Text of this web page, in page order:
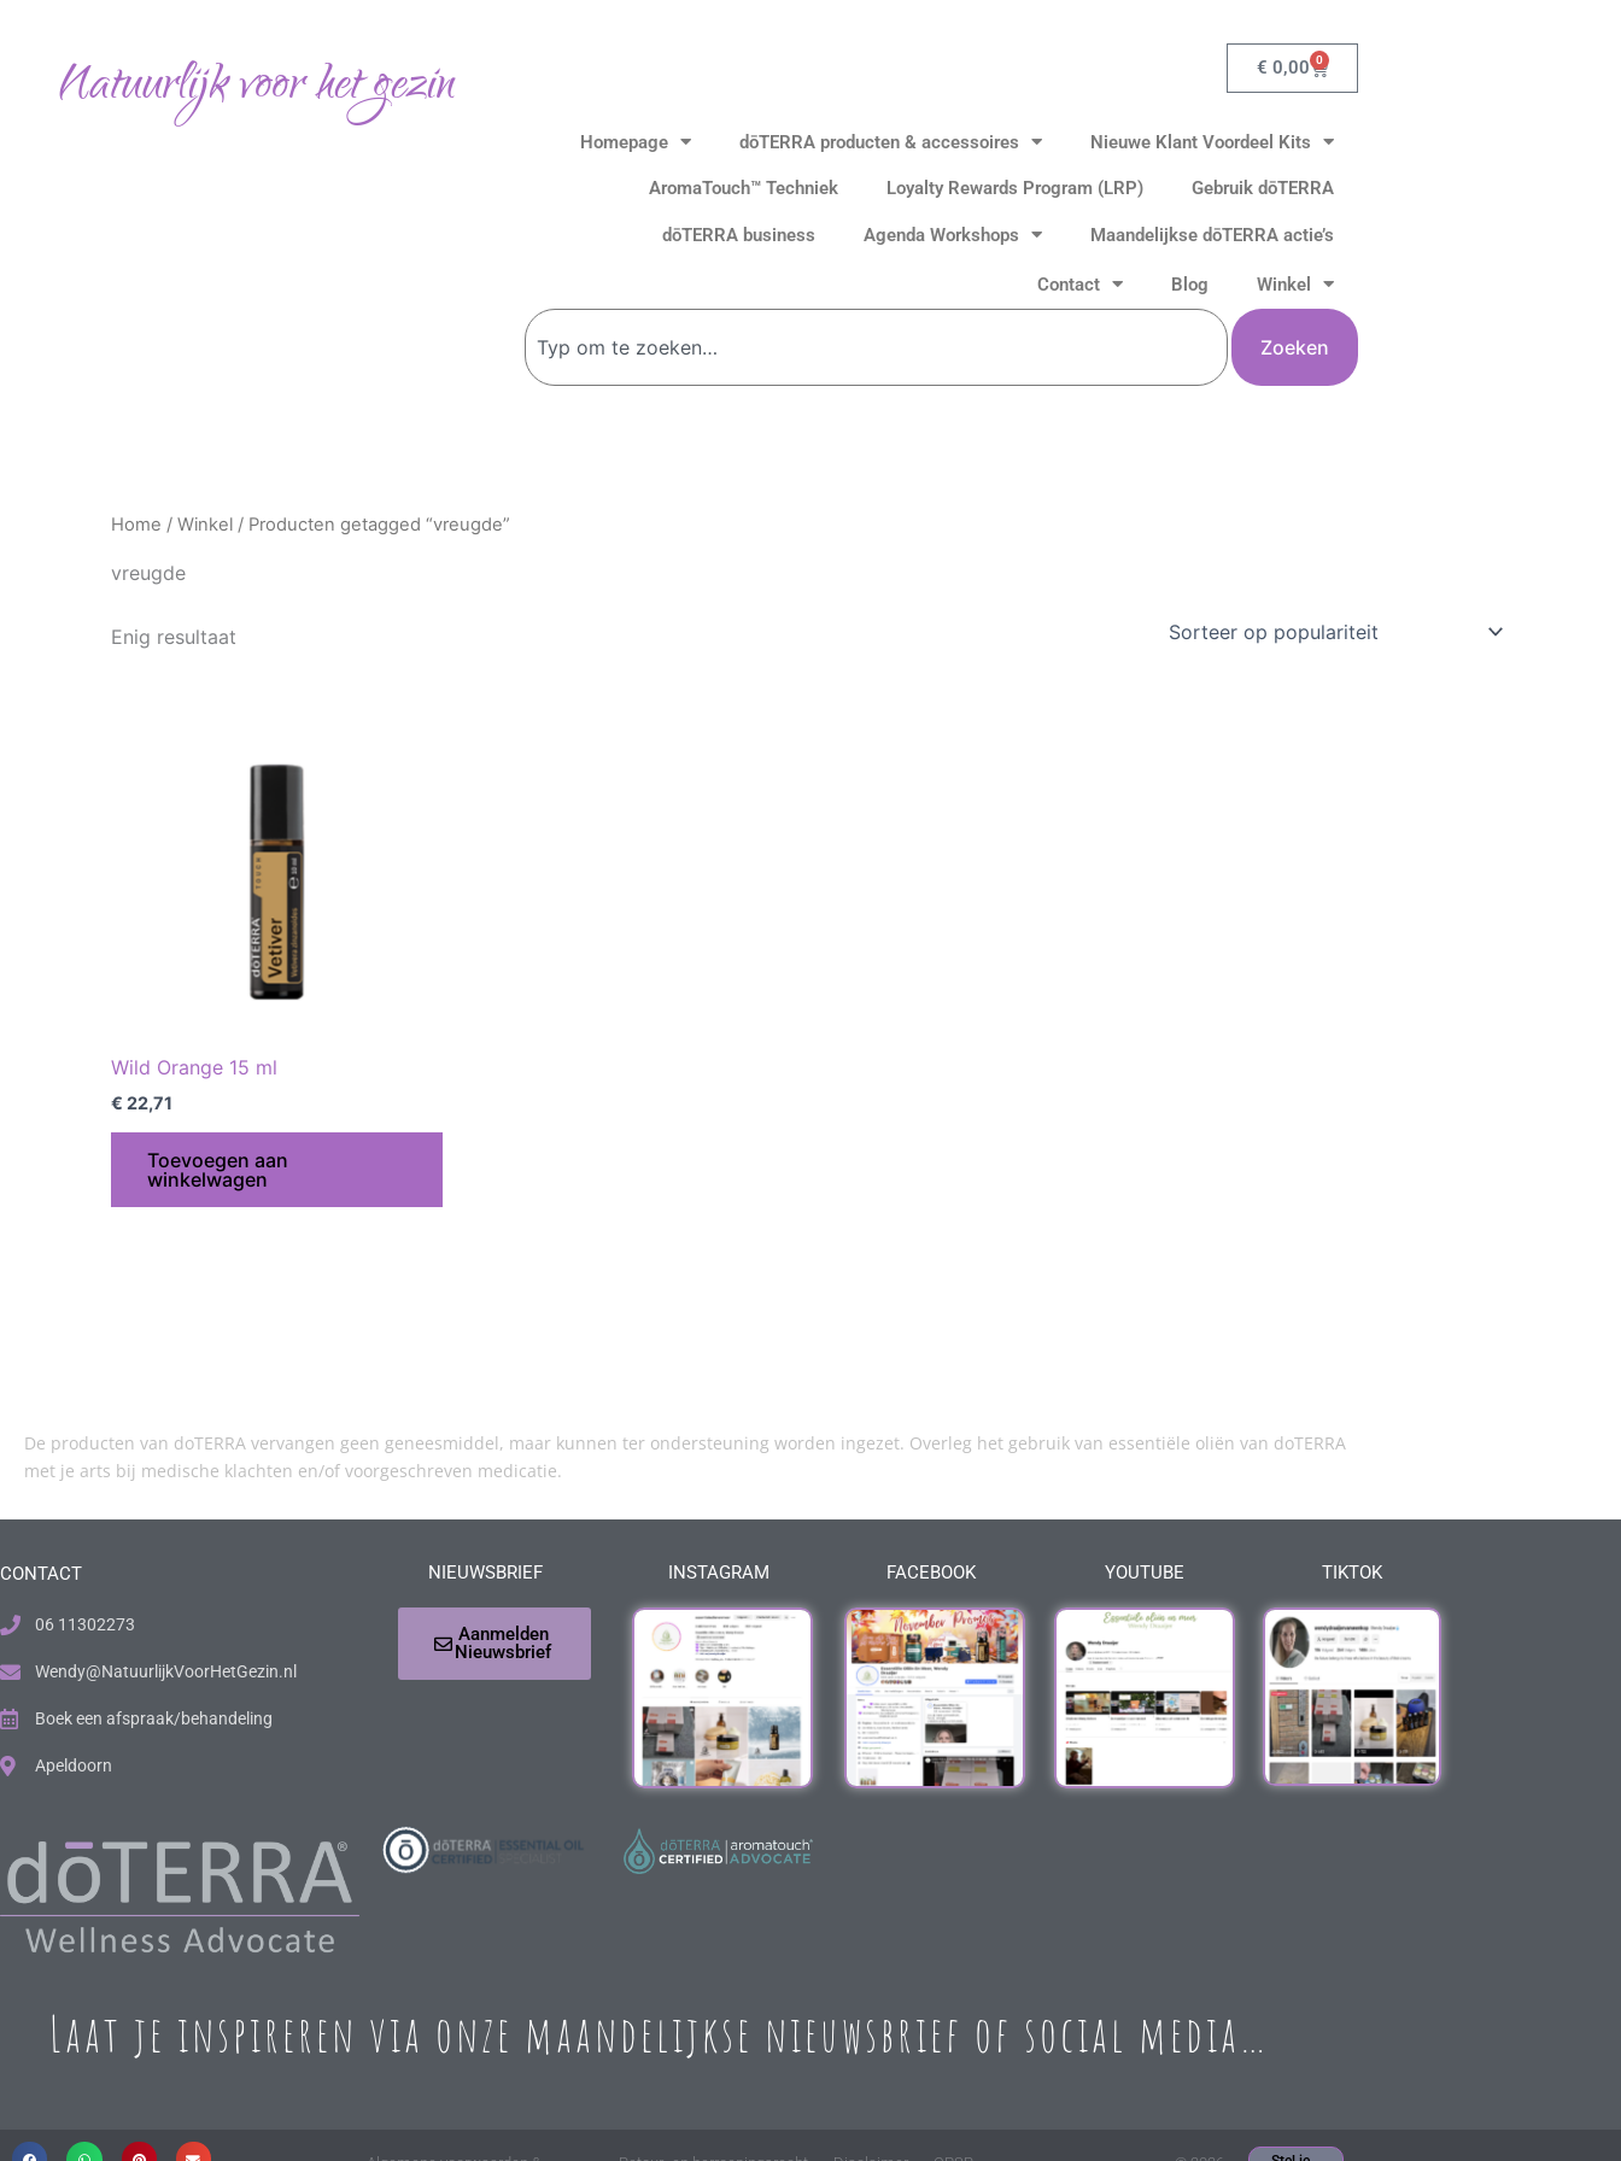
Natuurlijk voor het gezin € 0,00 0
Winkelwagen
Homepage dōTERRA producten & accessoires Nieuwe Klant Voordeel Kits
AromaTouch™ Techniek Loyalty Rewards Program (LRP) Gebruik dōTERRA
dōTERRA business Agenda Workshops Maandelijkse dōTERRA actie’s
Contact Blog Winkel
Zoeken
Zoeken
Home / Winkel / Producten getagged “vreugde”
vreugde
Enig resultaat
Wild Orange 15 ml
€ 22,71
Toevoegen aan
winkelwagen
De producten van doTERRA vervangen geen geneesmiddel, maar kunnen ter ondersteuning worden ingezet. Overleg het gebruik van essentiële oliën van doTERRA
met je arts bij medische klachten en/of voorgeschreven medicatie.
CONTACT
06 11302273
Wendy@NatuurlijkVoorHetGezin.nl
Boek een afspraak/behandeling
Apeldoorn
NIEUWSBRIEF
Aanmelden
Nieuwsbrief
INSTAGRAM FACEBOOK YOUTUBE TIKTOK
Laat je inspireren via onze maandelijkse nieuwsbrief of social media…